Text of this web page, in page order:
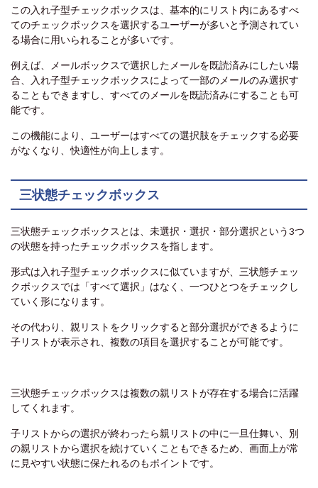
この入れ子型チェックボックスは、基本的にリスト内にあるすべ
てのチェックボックスを選択するユーザーが多いと予測されてい
る場合に用いられることが多いです。
例えば、メールボックスで選択したメールを既読済みにしたい場
合、入れ子型チェックボックスによって一部のメールのみ選択す
ることもできますし、すべてのメールを既読済みにすることも可
能です。
この機能により、ユーザーはすべての選択肢をチェックする必要
がなくなり、快適性が向上します。
三状態チェックボックス
三状態チェックボックスとは、未選択・選択・部分選択という3つ
の状態を持ったチェックボックスを指します。
形式は入れ子型チェックボックスに似ていますが、三状態チェッ
クボックスでは「すべて選択」はなく、一つひとつをチェックし
ていく形になります。
その代わり、親リストをクリックすると部分選択ができるように
子リストが表示され、複数の項目を選択することが可能です。
三状態チェックボックスは複数の親リストが存在する場合に活躍
してくれます。
子リストからの選択が終わったら親リストの中に一旦仕舞い、別
の親リストから選択を続けていくこともできるため、画面上が常
に見やすい状態に保たれるのもポイントです。